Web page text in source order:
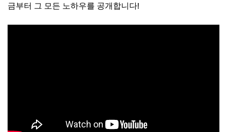
금부터 그 모든 노하우를 공개합니다!